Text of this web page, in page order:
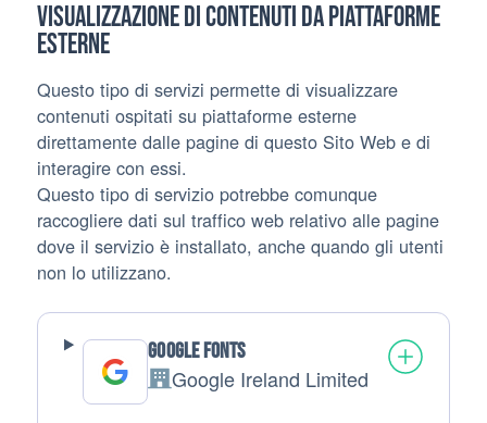
Visualizzazione di contenuti da piattaforme
esterne
Questo tipo di servizi permette di visualizzare
contenuti ospitati su piattaforme esterne
direttamente dalle pagine di questo Sito Web e di
interagire con essi.
Questo tipo di servizio potrebbe comunque
raccogliere dati sul traffico web relativo alle pagine
dove il servizio è installato, anche quando gli utenti
non lo utilizzano.
Google Fonts
Azienda:
Google Ireland Limited